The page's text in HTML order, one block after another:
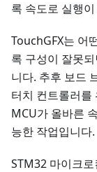
록 속도로 실행
TouchGFX는 어
록 구성이 잘못
니다. 추후 보드
터치 컨트롤러를
MCU가 올바른
능한 작업입니다.
STM32 마이크